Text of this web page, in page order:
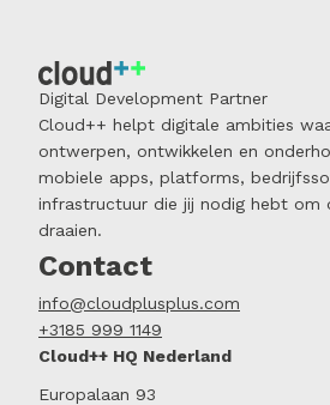
Digital Development Partner
Cloud++ helpt digitale ambities
ontwerpen, ontwikkelen en
mobiele apps, platforms,
infrastructuur die jij nodig hebt om
draaien.
Contact
info@cloudplusplus.com
+3185 999 1149
Cloud++ HQ Nederland
Europalaan 93